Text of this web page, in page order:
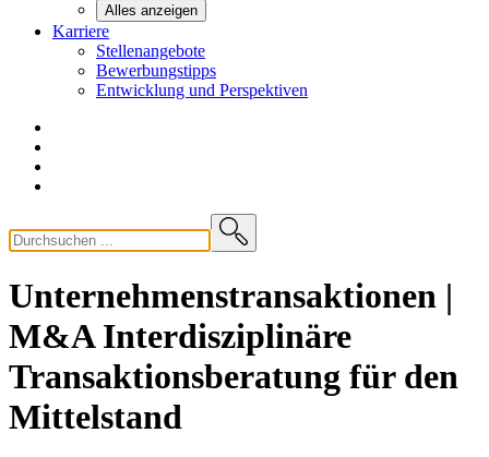
Alles anzeigen
Karriere
Stellenangebote
Bewerbungstipps
Entwicklung und Perspektiven
Unternehmenstransaktionen |
M&AInterdisziplinäre
Transaktionsberatung für den
Mittelstand